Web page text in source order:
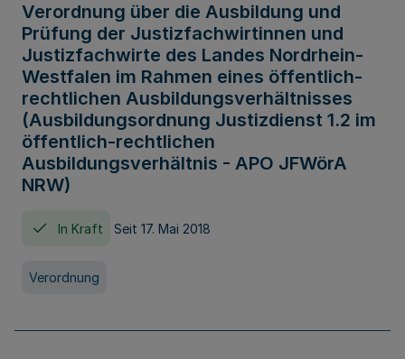
Verordnung über die Ausbildung und
Prüfung der Justizfachwirtinnen und
Justizfachwirte des Landes Nordrhein-
Westfalen im Rahmen eines öffentlich-
rechtlichen Ausbildungsverhältnisses
(Ausbildungsordnung Justizdienst 1.2 im
öffentlich-rechtlichen
Ausbildungsverhältnis - APO JFWörA
NRW)
In Kraft Seit 17. Mai 2018
Verordnung